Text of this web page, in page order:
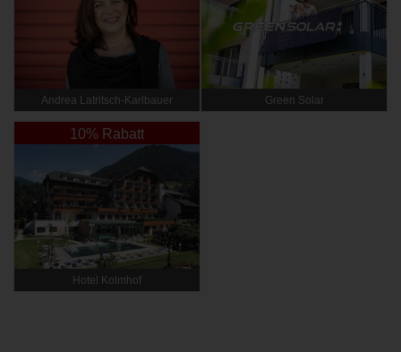
Andrea Latritsch-Karlbauer Green Solar
10% Rabatt
Hotel Kolmhof